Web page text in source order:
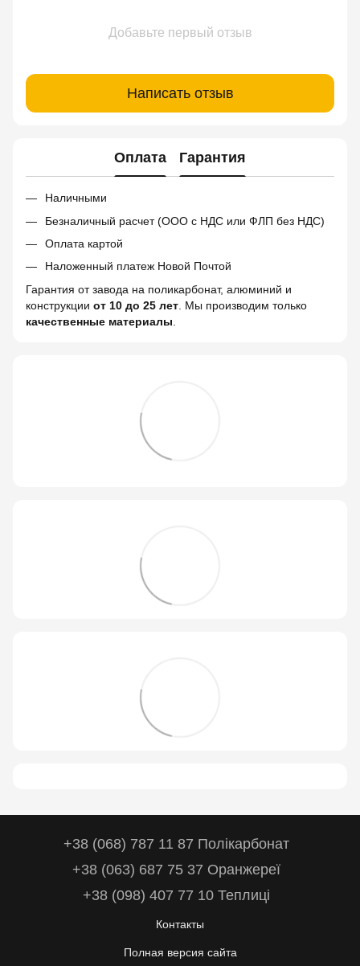
Добавьте первый отзыв
Написать отзыв
Оплата Гарантия
Наличными
Безналичный расчет (ООО с НДС или ФЛП без НДС)
Оплата картой
Наложенный платеж Новой Почтой
Гарантия от завода на поликарбонат, алюминий и
конструкции от 10 до 25 лет . Мы производим только
качественные материалы
+38 (068) 787 11 87 Полікарбонат
+38 (063) 687 75 37 Оранжереї
+38 (098) 407 77 10 Теплиці
Контакты
Полная версия сайта